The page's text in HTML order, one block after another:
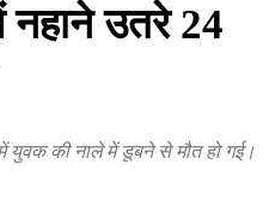
नहाने उतरे 24
युवक की नाले में डूबने से मौत हो गई।